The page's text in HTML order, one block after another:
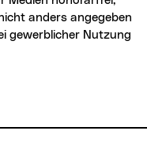
anders angegeben
gewerblicher Nutzung